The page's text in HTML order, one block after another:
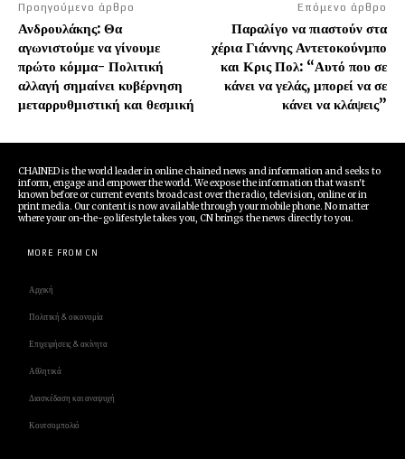
Προηγούμενο άρθρο
Ανδρουλάκης: Θα
αγωνιστούμε να γίνουμε
πρώτο κόμμα- Πολιτική
αλλαγή σημαίνει κυβέρνηση
μεταρρυθμιστική και θεσμική
Επόμενο άρθρο
Παραλίγο να πιαστούν στα
χέρια Γιάννης Αντετοκούνμπο
και Κρις Πολ: “Αυτό που σε
κάνει να γελάς, μπορεί να σε
κάνει να κλάψεις”
CHAINED is the world leader in online chained news and information and seeks to
inform, engage and empower the world. We expose the information that wasn't
known before or current events broadcast over the radio, television, online or in
print media. Our content is now available through your mobile phone. No matter
where your on-the-go lifestyle takes you, CN brings the news directly to you.
MORE FROM CN
Αρχική
Πολιτική & οικονομία
Επιχειρήσεις & ακίνητα
Αθλητικά
Διασκέδαση και αναψυχή
Κουτσομπολιό